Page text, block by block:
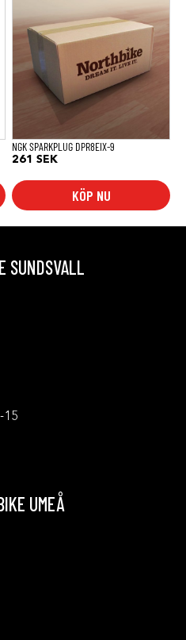
NGK SPARKPLUG DPR8EIX-9
261 SEK
KÖP NU
SUNDSVALL
15
UMEÅ